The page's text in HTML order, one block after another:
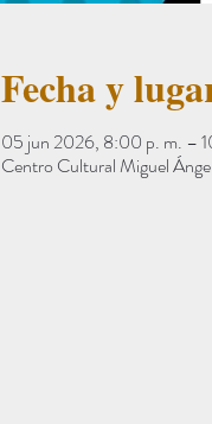
Fecha y
05 jun 2026, 8:00 p. m. –
Centro Cultural Miguel